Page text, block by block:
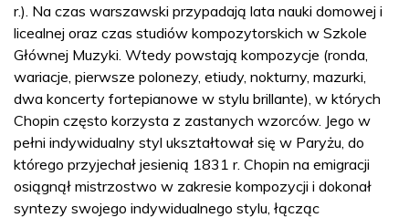
r.). Na czas warszawski przypadają lata nauki domowej i
licealnej oraz czas studiów kompozytorskich w Szkole
Głównej Muzyki. Wtedy powstają kompozycje (ronda,
wariacje, pierwsze polonezy, etiudy, nokturny, mazurki,
dwa koncerty fortepianowe w stylu brillante), w których
Chopin często korzysta z zastanych wzorców. Jego w
pełni indywidualny styl ukształtował się w Paryżu, do
którego przyjechał jesienią 1831 r. Chopin na emigracji
osiągnął mistrzostwo w zakresie kompozycji i dokonał
syntezy swojego indywidualnego stylu, łącząc